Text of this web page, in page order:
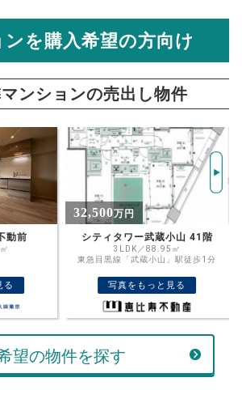
万円
年
万円
万円
ームズ高輪台
・6階
： 13131万円
めに査定額や希望売却価
活用するのもおすすめ◎
万円
計算する
を購入希望の方向け
ンションの売出し物件
山 41階
る
15,450万円
グランドメゾン品川シーサイドの杜
3LDK／71.68㎡
東京臨海高速鉄道りんかい線「品川シー
写真をもっと見る
望の物件を探す